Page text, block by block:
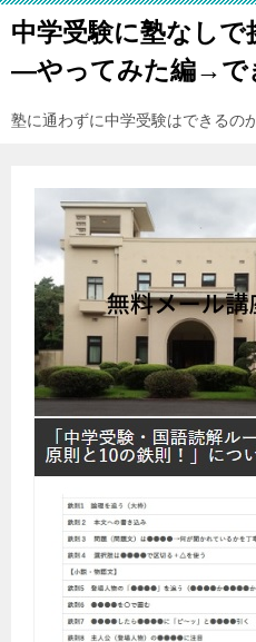
中学受験に塾なし
―やってみた編→で
塾に通わずに中学受験はできるの